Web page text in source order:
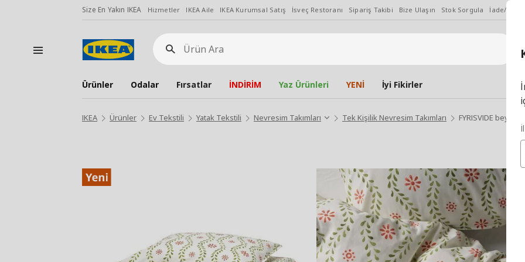
Size En Yakın IKEA Hizmetler IKEA Aile IKEA Kurumsal Satış İsveç Restoranı Sipariş Takibi Bize Ulaşın Stok Sorgula İade/
Ürün
Ara
Ürünler Odalar Fırsatlar İNDİRİM Yaz Ürünleri YENİ İyi Fikirler
IKEA Ürünler Ev Tekstili Yatak Tekstili Nevresim Takımları Tek Kişilik Nevresim Takımları FYRISVIDE